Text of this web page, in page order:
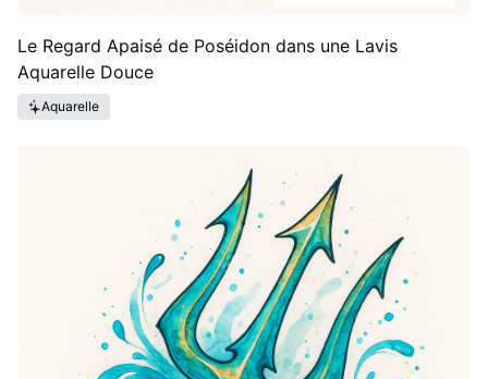
Le Regard Apaisé de Poséidon dans une Lavis
Aquarelle Douce
Aquarelle